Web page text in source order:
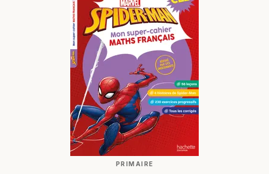
PRIMAIRE